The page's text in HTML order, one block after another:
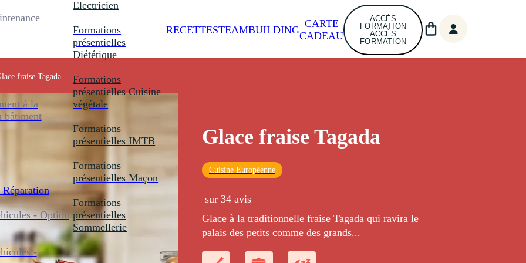
à la
bâtiment
- Option
-
Electricien
Formations
présentielles
Diététique
Formations
présentielles Cuisine
végétale
Formations
présentielles IMTB
Formations
présentielles Maçon
Formations
présentielles
Sommellerie
RECETTESTEAMBUILDING
CARTE
CADEAU
ACCÈS
FORMATION
ACCÈS
FORMATION
fraise Tagada
Glace fraise Tagada
Cuisine Européenne
sur 34 avis
Glace à la traditionnelle fraise Tagada qui ravira le
palais des petits comme des grands...